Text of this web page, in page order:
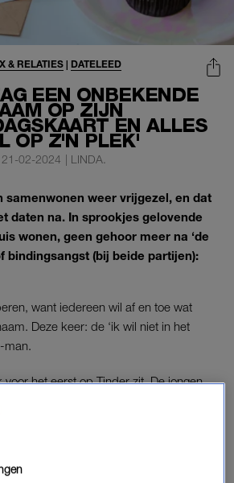
EEN ONBEKENDE
OP ZIJN
EN ALLES
OP Z'N PLEK'
& RELATIES | DATELEED
21-02-2024 | LINDA.
samenwonen weer vrijgezel, en dat
daten na. In sprookjes gelovende
wonen, geen gehoor meer na ‘de
bindingsangst (bij beide partijen):
want iedereen wil af en toe wat
Deze keer: de ‘ik wil niet in het
man.
het eerst op Tinder zit. De jongen
raak lijkt lief, spontaan en is bovendien
we afspreken, klikt het ook meteen.
maar net uit, en ik kan wel een